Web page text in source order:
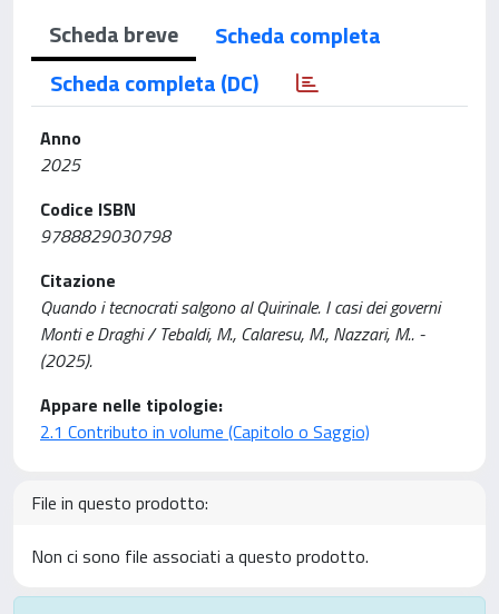
Scheda breve
Scheda completa
Scheda completa (DC)
Anno
2025
Codice ISBN
9788829030798
Citazione
Quando i tecnocrati salgono al Quirinale. I casi dei governi
Monti e Draghi / Tebaldi, M., Calaresu, M., Nazzari, M.. -
(2025).
Appare nelle tipologie:
2.1 Contributo in volume (Capitolo o Saggio)
File in questo prodotto:
Non ci sono file associati a questo prodotto.